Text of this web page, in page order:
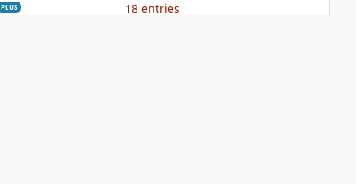
PLUS 18 entries